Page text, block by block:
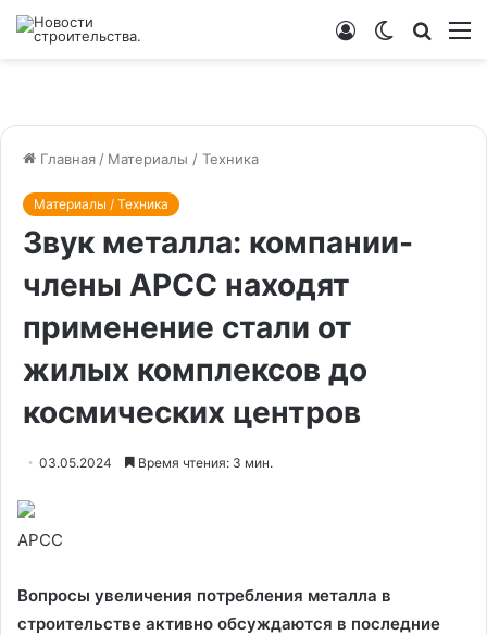
Switch
Войти
Главная / Материалы / Техника
Материалы / Техника
Звук металла: компании-
члены АРСС находят
применение стали от
жилых комплексов до
космических центров
03.05.2024 Время чтения: 3 мин.
АРСС
Вопросы увеличения потребления металла в
строительстве активно обсуждаются в последние